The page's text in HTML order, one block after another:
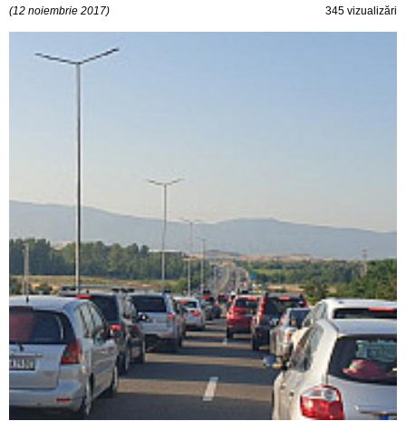
(12 noiembrie 2017) 345 vizualizări